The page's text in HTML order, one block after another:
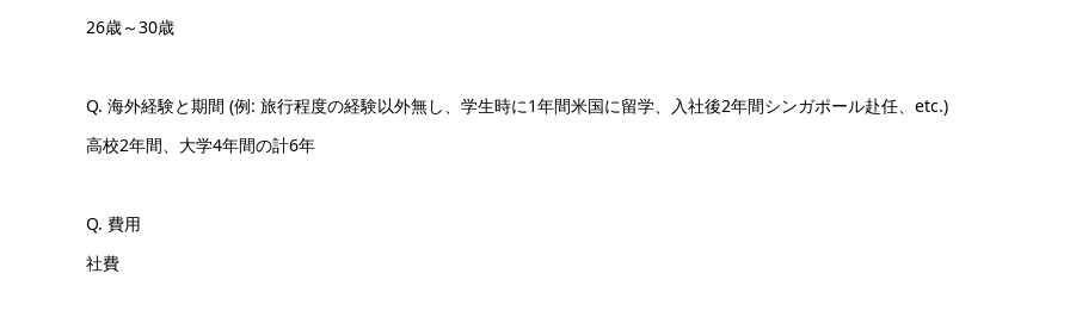
26歳～30歳
Q. 海外経験と期間 (例: 旅行程度の経験以外無し、学生時に1年間米国に留学、入社後2年間シンガポール赴任、etc.)
高校2年間、大学4年間の計6年
Q. 費用
社費